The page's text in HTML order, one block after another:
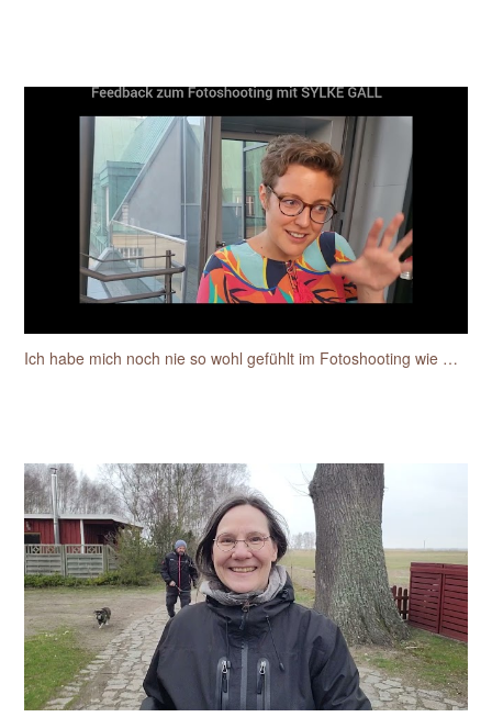
Ich habe mich noch nie so wohl gefühlt im Fotoshooting wie mit Sylke